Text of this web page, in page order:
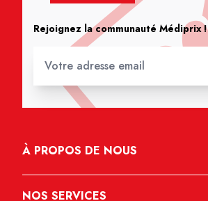
Rejoignez la communauté Médiprix !
À PROPOS DE NOUS
NOS SERVICES